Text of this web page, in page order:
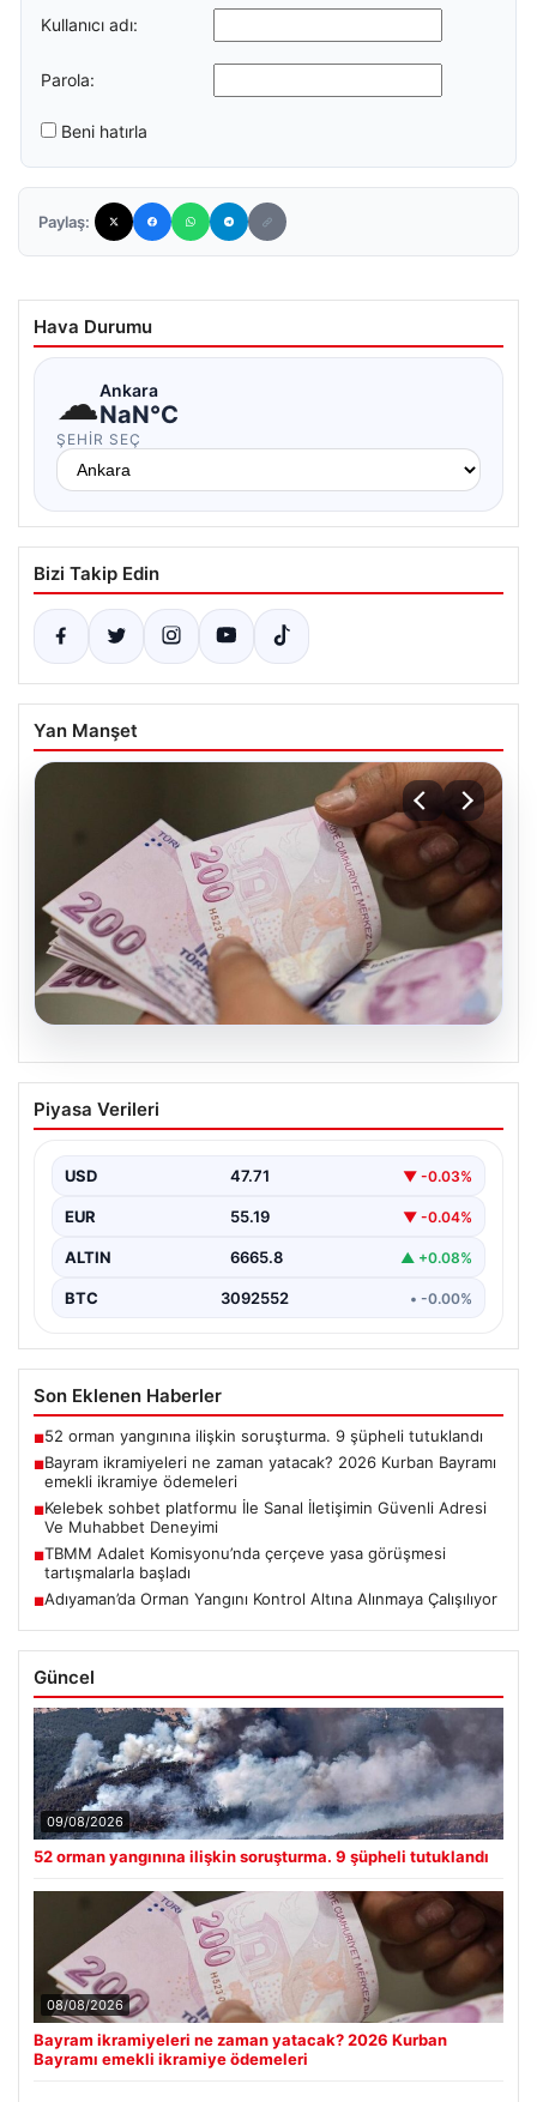
Kullanıcı adı:
Parola:
Beni hatırla
Paylaş:
Hava Durumu
☁Ankara
NaN°C
ŞEHIR SEÇ
Bizi Takip Edin
Yan Manşet
08.08.2026
Bayram ikramiyeleri ne zaman yatacak?
2026 Kurban Bayramı emekli ikramiye
Piyasa Verileri
USD 47.71 ▼ -0.03%
EUR 55.19 ▼ -0.04%
ALTIN 6665.8 ▲ +0.08%
BTC 3092552 • -0.00%
Son Eklenen Haberler
■52 orman yangınına ilişkin soruşturma. 9 şüpheli tutuklandı
■Bayram ikramiyeleri ne zaman yatacak? 2026 Kurban Bayramı
emekli ikramiye ödemeleri
■Kelebek sohbet platformu İle Sanal İletişimin Güvenli Adresi
Ve Muhabbet Deneyimi
■TBMM Adalet Komisyonu’nda çerçeve yasa görüşmesi
tartışmalarla başladı
■Adıyaman’da Orman Yangını Kontrol Altına Alınmaya Çalışılıyor
Güncel
09/08/2026
52 orman yangınına ilişkin soruşturma. 9 şüpheli tutuklandı
08/08/2026
Bayram ikramiyeleri ne zaman yatacak? 2026 Kurban
Bayramı emekli ikramiye ödemeleri